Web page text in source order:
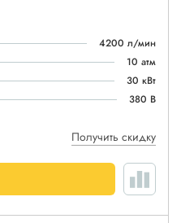
4200 л/мин
10 атм
30 кВт
380 В
Получить скидку